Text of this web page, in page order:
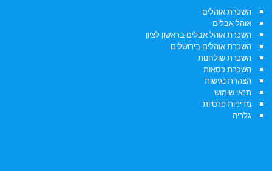
השכרת אוהלים
אוהל אבלים
השכרת אוהל אבלים בראשון לציון
השכרת אוהלים בירושלים
השכרת שולחנות
השכרת כסאות
הצהרת נגישות
תנאי שימוש
מדיניות פרטיות
גלריה